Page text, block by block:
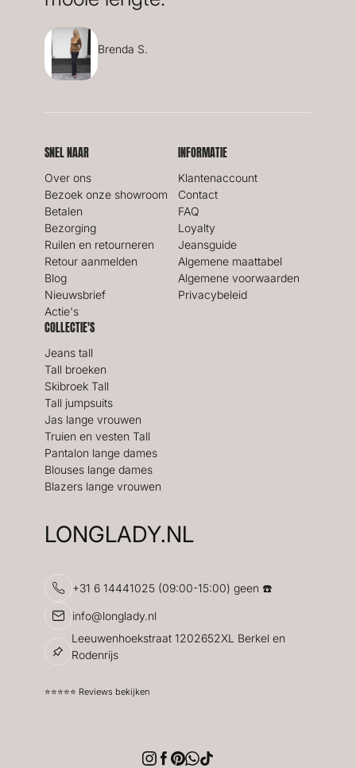
Brenda S.
SNEL NAAR
Over ons
Bezoek onze showroom
Betalen
Bezorging
Ruilen en retourneren
Retour aanmelden
Blog
Nieuwsbrief
Actie's
INFORMATIE
Klantenaccount
Contact
FAQ
Loyalty
Jeansguide
Algemene maattabel
Algemene voorwaarden
Privacybeleid
COLLECTIE'S
Jeans tall
Tall broeken
Skibroek Tall
Tall jumpsuits
Jas lange vrouwen
Truien en vesten Tall
Pantalon lange dames
Blouses lange dames
Blazers lange vrouwen
LONGLADY.NL
+31 6 14441025 (09:00-15:00) geen ☎️
info@longlady.nl
Leeuwenhoekstraat 1202652XL Berkel en
Rodenrijs
⭐️⭐️⭐️⭐️⭐️ Reviews bekijken